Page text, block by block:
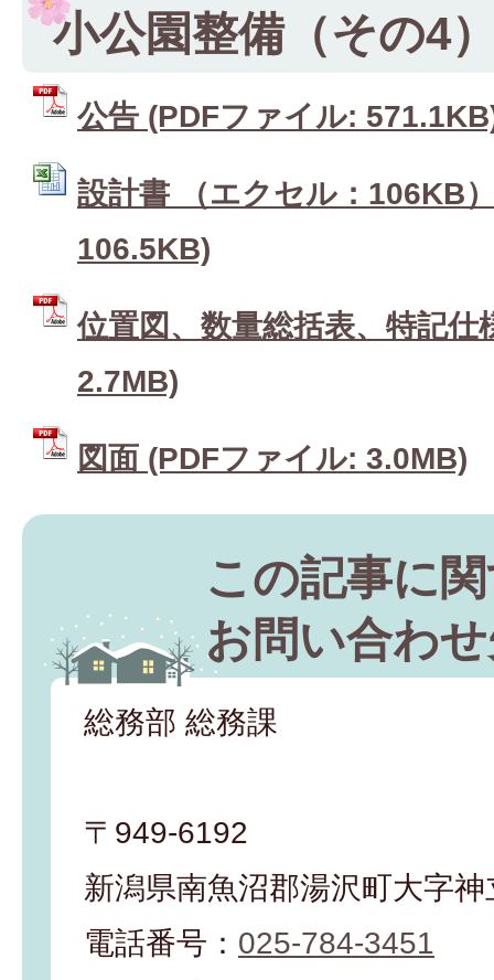
小公園整備（その4
公告 (PDFファイル:
設計書 （エクセル：106KB
106.5KB)
位置図、数量総括表、特記
2.7MB)
図面 (PDFファイル: 3.0MB)
この記事に
お問い合わ
総務部 総務課
〒949-6192
新潟県南魚沼郡湯沢町大字
電話番号： 025-784-3451